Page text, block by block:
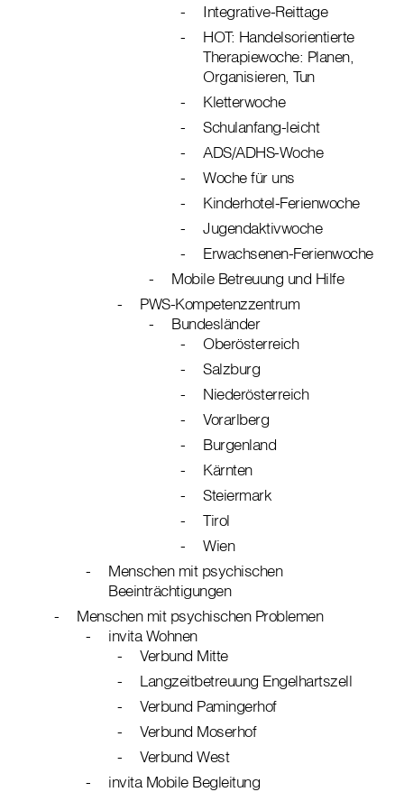
Integrative-Reittage
HOT: Handelsorientierte
Therapiewoche: Planen,
Organisieren, Tun
Kletterwoche
Schulanfang-leicht
ADS/ADHS-Woche
Woche für uns
Kinderhotel-Ferienwoche
Jugendaktivwoche
Erwachsenen-Ferienwoche
Mobile Betreuung und Hilfe
PWS-Kompetenzzentrum
Bundesländer
Oberösterreich
Salzburg
Niederösterreich
Vorarlberg
Burgenland
Kärnten
Steiermark
Tirol
Wien
Menschen mit psychischen
Beeinträchtigungen
Menschen mit psychischen Problemen
invita Wohnen
Verbund Mitte
Langzeitbetreuung Engelhartszell
Verbund Pamingerhof
Verbund Moserhof
Verbund West
invita Mobile Begleitung